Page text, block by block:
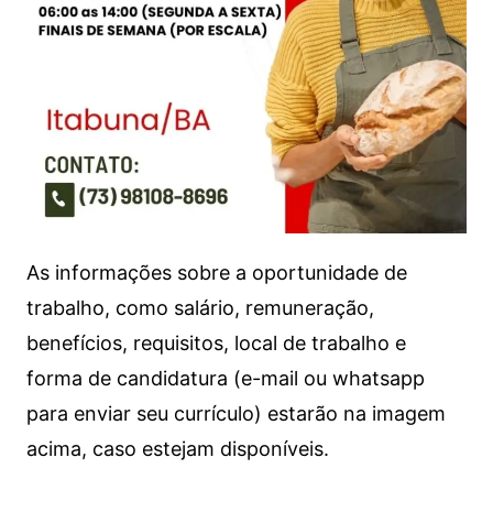
As informações sobre a oportunidade de
trabalho, como salário, remuneração,
benefícios, requisitos, local de trabalho e
forma de candidatura (e-mail ou whatsapp
para enviar seu currículo) estarão na imagem
acima, caso estejam disponíveis.